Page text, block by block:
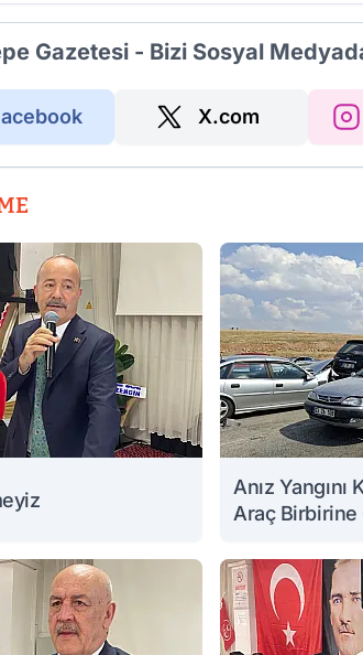
Gazetesi - Bizi Sosyal
X.com
Anız
Araç Birbirine